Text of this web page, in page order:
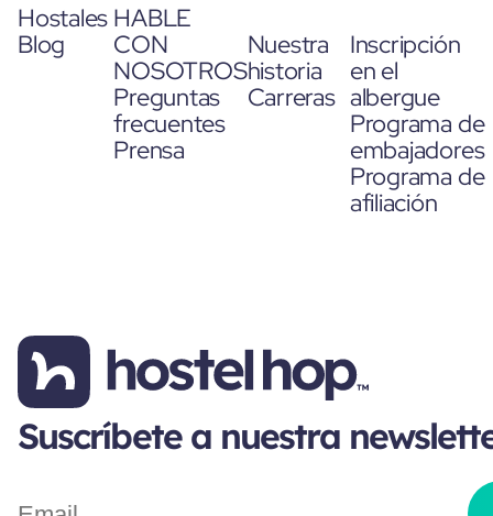
Hostales
Blog
HABLE
CON
NOSOTROS
Preguntas
frecuentes
Prensa
Nuestra
historia
Carreras
Inscripción
en el
albergue
Programa de
embajadores
Programa de
afiliación
Suscríbete a nuestra